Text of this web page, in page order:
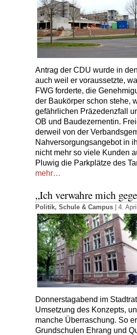
Antrag der CDU wurde in
auch weil er voraussetzte,
FWG forderte, die
der Baukörper schon stehe,
gefährlichen Präzedenzfall
OB und Baudezernentin.
derweil von der
Nahversorgungsangebot in
nicht mehr so viele Kunden
Pluwig die Parkplätze des
mehr…
„Ich verwahre mich
Politik, Schule & Campus | 4.
Donnerstagabend im
Umsetzung des Konzepts,
manche Überraschung. So
Grundschulen Ehrang und